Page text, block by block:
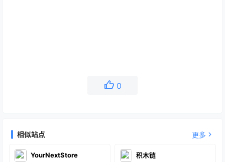
0
相似站点 更多
YourNextStore 积木链